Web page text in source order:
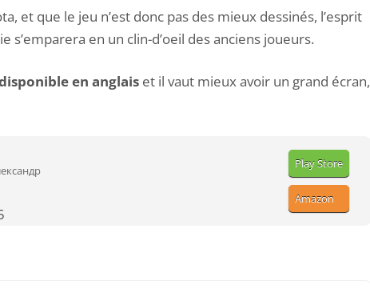
et que le jeu n’est donc pas des mieux dessinés, l’esprit
s’emparera en un clin-d’oeil des anciens joueurs.
en anglais et il vaut mieux avoir un grand écran,
Play Store
Amazon